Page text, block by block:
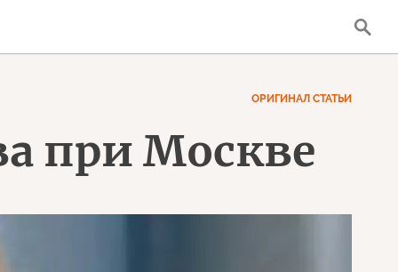
ОРИГИНАЛ СТАТЬИ
при Москве